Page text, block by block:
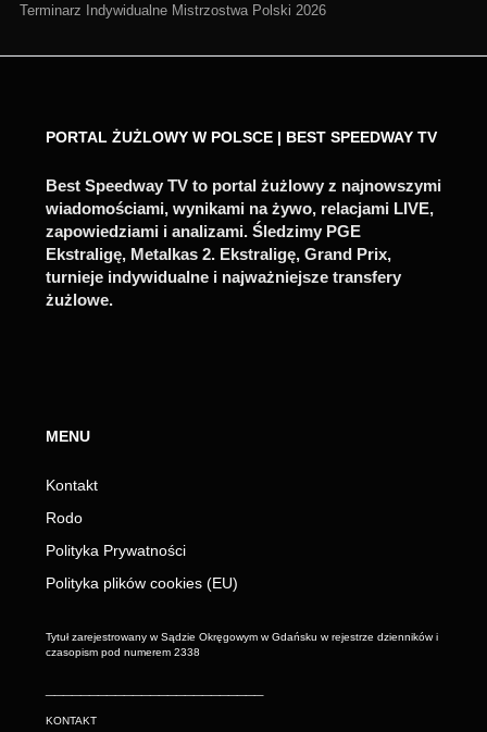
Terminarz Indywidualne Mistrzostwa Polski 2026
PORTAL ŻUŻLOWY W POLSCE | BEST SPEEDWAY TV
Best Speedway TV to portal żużlowy z najnowszymi
wiadomościami, wynikami na żywo, relacjami LIVE,
zapowiedziami i analizami. Śledzimy PGE
Ekstraligę, Metalkas 2. Ekstraligę, Grand Prix,
turnieje indywidualne i najważniejsze transfery
żużlowe.
MENU
Kontakt
Rodo
Polityka Prywatności
Polityka plików cookies (EU)
Tytuł zarejestrowany w Sądzie Okręgowym w Gdańsku w rejestrze dzienników i
czasopism pod numerem 2338
KONTAKT